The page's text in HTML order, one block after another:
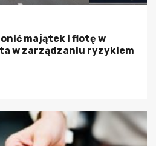
majątek i flotę w
w zarządzaniu ryzykiem